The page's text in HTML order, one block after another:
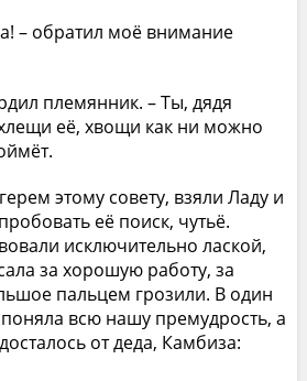
– обратил моё внимание
племянник. – Ты, дядя
её, хвощи как ни можно
этому совету, взяли Ладу и
её поиск, чутьё.
исключительно лаской,
за хорошую работу, за
пальцем грозили. В один
всю нашу премудрость, а
от деда, Камбиза: